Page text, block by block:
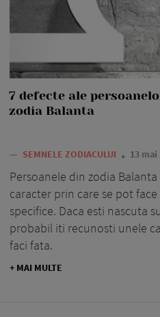
7 defecte ale
zodia Balanta
— SEMNELE ZODIACULUI 13 mai
Persoanele din zodia
caracter prin care se pot
specifice. Daca esti nascuta
probabil iti recunosti unele
faci fata.
+ MAI MULTE